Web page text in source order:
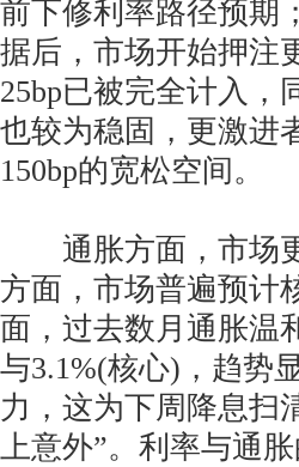
前下修利率路径预期
据后，市场开始押注
25bp已被完全计入，
也较为稳固，更激进
150bp的宽松空间。
通胀方面，市场更
方面，市场普遍预计
面，过去数月通胀温
与3.1%(核心)，趋势
力，这为下周降息扫
上意外”。利率与通